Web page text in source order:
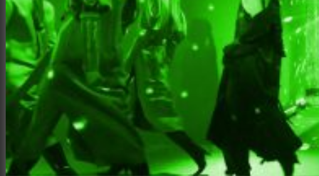
Фотосессии и каталоги
Репортажи и корпоративы